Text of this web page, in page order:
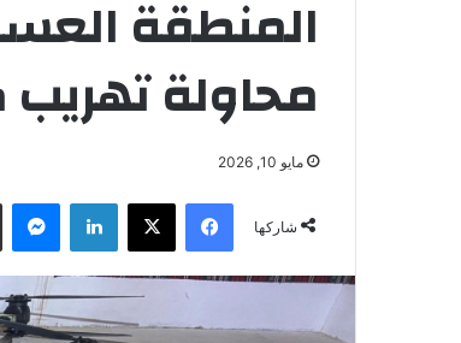
المنطقة
محاولة
مايو 10, 2026
شاركها
فيسبوك لينكدإن